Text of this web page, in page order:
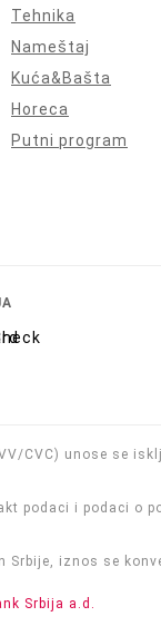
Tehnika
Nameštaj
Kuća&Bašta
Horeca
Putni program
CVC) unose se
podaci i podaci o
Srbije, iznos se